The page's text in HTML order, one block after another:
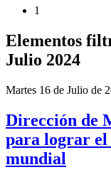
1
Elementos
Julio 2024
Martes 16 de Julio de
Dirección de
para lograr el
mundial